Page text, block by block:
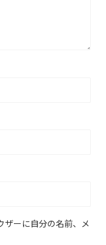
ザーに自分の名前、メ